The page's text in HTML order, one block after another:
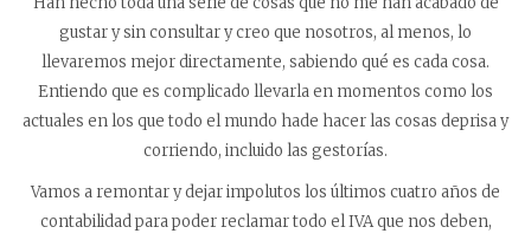
gustar y sin consultar y creo que nosotros, al menos, lo
llevaremos mejor directamente, sabiendo qué es cada cosa.
Entiendo que es complicado llevarla en momentos como los
actuales en los que todo el mundo hade hacer las cosas deprisa y
corriendo, incluido las gestorías.
Vamos a remontar y dejar impolutos los últimos cuatro años de
contabilidad para poder reclamar todo el IVA que nos deben,